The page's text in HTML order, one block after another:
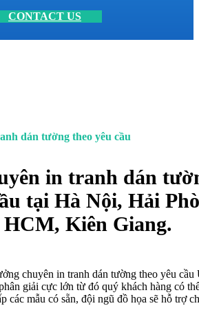
CONTACT US
dán tường theo yêu cầu
in tranh dán
tại Hà Nội, Hải
Kiên Giang.
chuyên in tranh dán tường theo yêu
giải cực lớn từ đó quý khách hàng có
các mẫu có sẵn, đội ngũ đồ họa sẽ hỗ trợ